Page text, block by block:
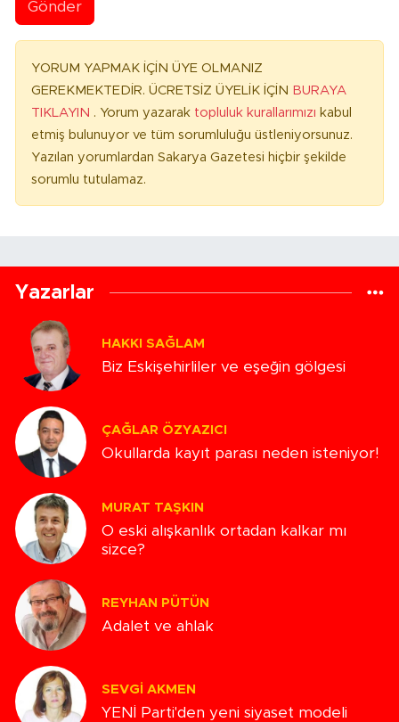
Gönder
YORUM YAPMAK İÇİN ÜYE OLMANIZ
GEREKMEKTEDİR. ÜCRETSİZ ÜYELİK İÇİN BURAYA
TIKLAYIN . Yorum yazarak topluluk kurallarımızı kabul
etmiş bulunuyor ve tüm sorumluluğu üstleniyorsunuz.
Yazılan yorumlardan Sakarya Gazetesi hiçbir şekilde
sorumlu tutulamaz.
Yazarlar
HAKKI SAĞLAM
Biz Eskişehirliler ve eşeğin gölgesi
ÇAĞLAR ÖZYAZICI
Okullarda kayıt parası neden isteniyor!
MURAT TAŞKIN
O eski alışkanlık ortadan kalkar mı
sizce?
REYHAN PÜTÜN
Adalet ve ahlak
SEVGI AKMEN
YENİ Parti'den yeni siyaset modeli